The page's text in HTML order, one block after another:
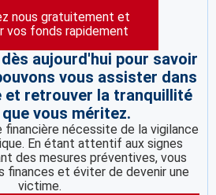
nous gratuitement et
vos fonds rapidement
aujourd'hui pour savoir
vous assister dans
et retrouver la tranquillité
vous méritez.
financière nécessite de la vigilance
En étant attentif aux signes
des mesures préventives, vous
finances et éviter de devenir une
victime.